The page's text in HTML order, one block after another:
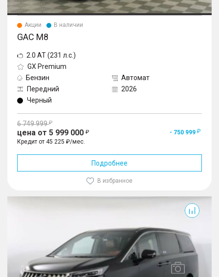
Акции В наличии
GAC M8
2.0 AT (231 л.с.)
GX Premium
Бензин
Автомат
Передний
2026
Черный
6 749 999
цена от 5 999 000
- 750 999
Кредит от 45 225 ₽/мес.
Подробнее
В избранное